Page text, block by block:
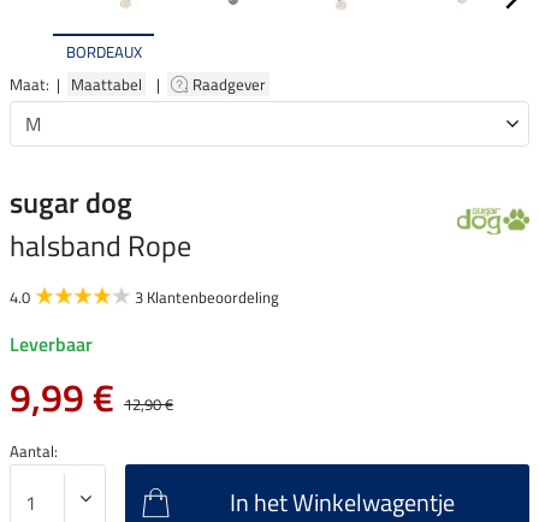
BORDEAUX
Maat: | Maattabel | Raadgever
sugar dog
halsband Rope
4.0 3 Klantenbeoordeling
Leverbaar
9,99 € 12,90 €
Aantal:
In het Winkelwagentje